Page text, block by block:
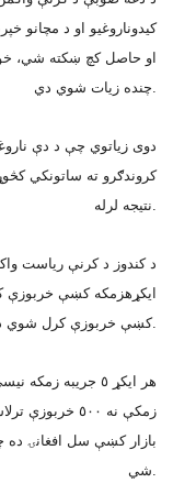
کيدوناروغيو او د
او حاصل کچ ښکته شي،
چنده زيات شوي دي.
دوى زياتوي چې د دې
کروندګرو ته ساتونکي
نتيجه لرله.
کښې خربوزې کرل شوي دي.
هر ايکړ ٥ جريبه
زمکې نه ٥٠٠
بازار کښې سل افغانۍ ده
شي.